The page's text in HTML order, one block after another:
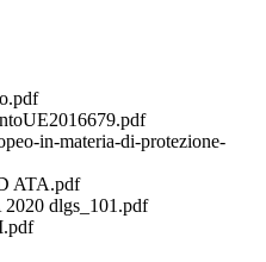
in-materia-di-protezione-
ATA.pdf
dlgs_101.pdf